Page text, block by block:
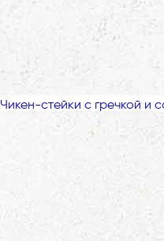
Чикен-стейки с гречкой и